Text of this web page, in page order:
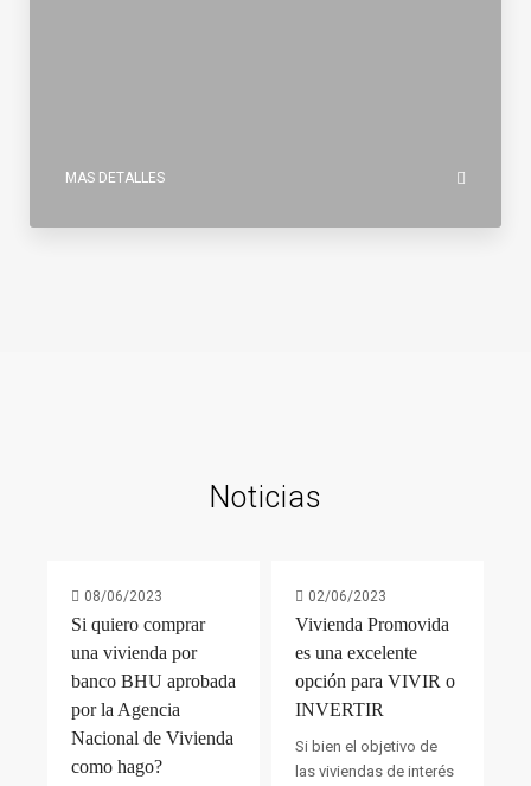
MAS DETALLES
Noticias
08/06/2023
Si quiero comprar
una vivienda por
banco BHU aprobada
por la Agencia
Nacional de Vivienda
como hago?
02/06/2023
Vivienda Promovida
es una excelente
opción para VIVIR o
INVERTIR
Si bien el objetivo de
las viviendas de interés